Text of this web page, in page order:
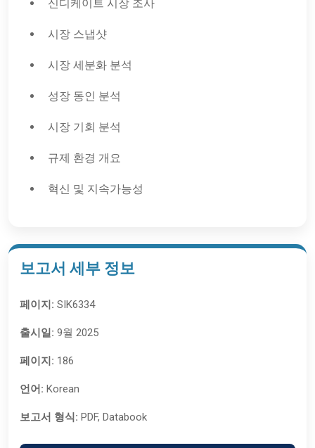
신디케이트 시장 조사
시장 스냅샷
시장 세분화 분석
성장 동인 분석
시장 기회 분석
규제 환경 개요
혁신 및 지속가능성
보고서 세부 정보
페이지: SIK6334
출시일: 9월 2025
페이지: 186
언어: Korean
보고서 형식: PDF, Databook